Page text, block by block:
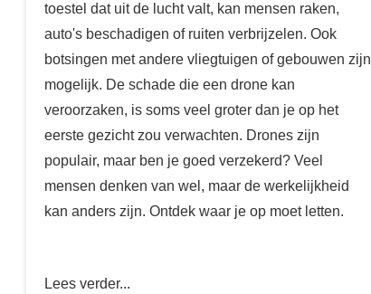
toestel dat uit de lucht valt, kan mensen raken,
auto's beschadigen of ruiten verbrijzelen. Ook
botsingen met andere vliegtuigen of gebouwen zijn
mogelijk. De schade die een drone kan
veroorzaken, is soms veel groter dan je op het
eerste gezicht zou verwachten. Drones zijn
populair, maar ben je goed verzekerd? Veel
mensen denken van wel, maar de werkelijkheid
kan anders zijn. Ontdek waar je op moet letten.
Lees verder...